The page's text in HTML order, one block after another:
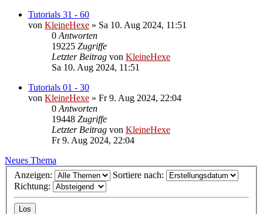
Tutorials 31 - 60
von KleineHexe » Sa 10. Aug 2024, 11:51
0 Antworten
19225 Zugriffe
Letzter Beitrag von KleineHexe
Sa 10. Aug 2024, 11:51
Tutorials 01 - 30
von KleineHexe » Fr 9. Aug 2024, 22:04
0 Antworten
19448 Zugriffe
Letzter Beitrag von KleineHexe
Fr 9. Aug 2024, 22:04
Neues Thema
Anzeigen:
Sortiere nach:
Richtung: